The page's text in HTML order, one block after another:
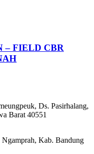
– FIELD CBR
Ds. Pasirhalang,
Barat 40551
Kab. Bandung